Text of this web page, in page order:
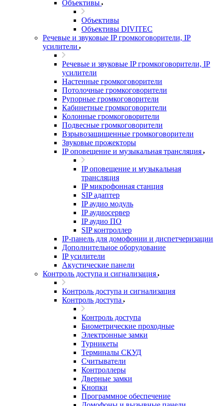
Объективы
Объективы
Объективы DIVITEC
Речевые и звуковые IP громкоговорители, IP
усилители
Речевые и звуковые IP громкоговорители, IP
усилители
Настенные громкоговорители
Потолочные громкоговорители
Рупорные громкоговорители
Кабинетные громкоговорители
Колонные громкоговорители
Подвесные громкоговорители
Взрывозащищенные громкоговорители
Звуковые прожекторы
IP оповещение и музыкальная трансляция
IP оповещение и музыкальная
трансляция
IP микрофонная станция
SIP адаптер
IP аудио модуль
IP аудиосервер
IP аудио ПО
SIP контроллер
IP-панель для домофонии и диспетчеризации
Дополнительное оборудование
IP усилители
Акустические панели
Контроль доступа и сигнализация
Контроль доступа и сигнализация
Контроль доступа
Контроль доступа
Биометрические проходные
Электронные замки
Турникеты
Терминалы СКУД
Считыватели
Контроллеры
Дверные замки
Кнопки
Программное обеспечение